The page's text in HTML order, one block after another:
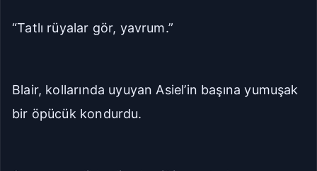
“Tatlı rüyalar gör, yavrum.”
Blair, kollarında uyuyan Asiel’in başına yumuşak
bir öpücük kondurdu.